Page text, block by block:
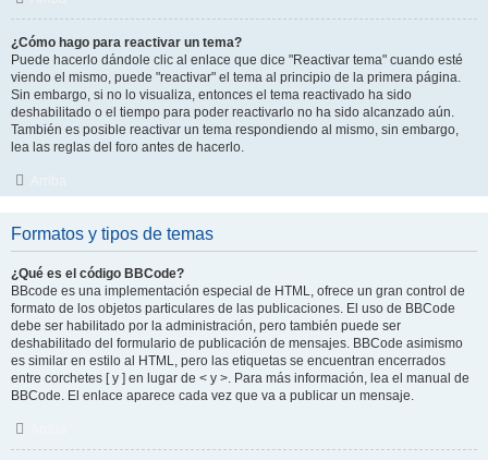
¿Cómo hago para reactivar un tema?
Puede hacerlo dándole clic al enlace que dice "Reactivar tema" cuando esté
viendo el mismo, puede "reactivar" el tema al principio de la primera página.
Sin embargo, si no lo visualiza, entonces el tema reactivado ha sido
deshabilitado o el tiempo para poder reactivarlo no ha sido alcanzado aún.
También es posible reactivar un tema respondiendo al mismo, sin embargo,
lea las reglas del foro antes de hacerlo.
Formatos y tipos de temas
¿Qué es el código BBCode?
BBcode es una implementación especial de HTML, ofrece un gran control de
formato de los objetos particulares de las publicaciones. El uso de BBCode
debe ser habilitado por la administración, pero también puede ser
deshabilitado del formulario de publicación de mensajes. BBCode asimismo
es similar en estilo al HTML, pero las etiquetas se encuentran encerrados
entre corchetes [ y ] en lugar de < y >. Para más información, lea el manual de
BBCode. El enlace aparece cada vez que va a publicar un mensaje.